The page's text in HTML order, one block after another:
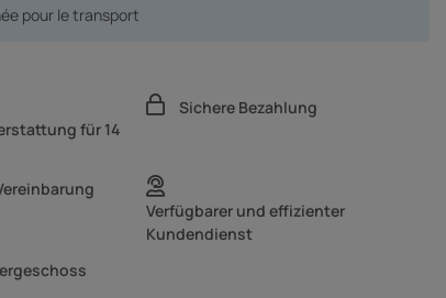
pour le transport
für 14
Sichere Bezahlung
Verfügbarer und effizienter
Kundendienst